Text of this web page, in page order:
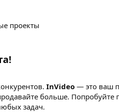
проекты
InVideo — это ваш
больше. Попробуйте
задач.